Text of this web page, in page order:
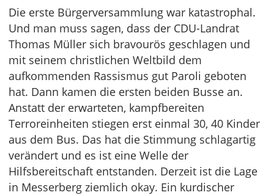
Die erste Bürgerversammlung war katastrophal.
Und man muss sagen, dass der CDU-Landrat
Thomas Müller sich bravourös geschlagen und
mit seinem christlichen Weltbild dem
aufkommenden Rassismus gut Paroli geboten
hat. Dann kamen die ersten beiden Busse an.
Anstatt der erwarteten, kampfbereiten
Terroreinheiten stiegen erst einmal 30, 40 Kinder
aus dem Bus. Das hat die Stimmung schlagartig
verändert und es ist eine Welle der
Hilfsbereitschaft entstanden. Derzeit ist die Lage
in Messerberg ziemlich okay. Ein kurdischer